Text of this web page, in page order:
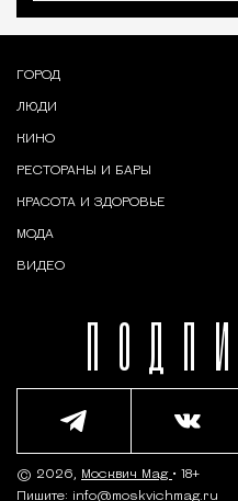
ГОРОД
ЛЮДИ
КИНО
РЕСТОРАНЫ И БАРЫ
КРАСОТА И ЗДОРОВЬЕ
МОДА
ВИДЕО
© 2026, Москвич Mag • 18+
Пишите: info@moskvichmag.ru